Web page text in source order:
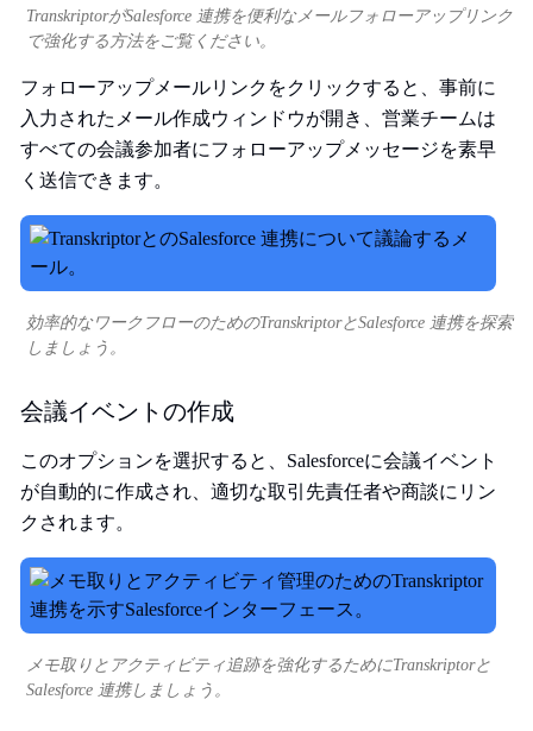
TranskriptorがSalesforce 連携を便利なメールフォローアップリンク
で強化する方法をご覧ください。
フォローアップメールリンクをクリックすると、事前に
入力されたメール作成ウィンドウが開き、営業チームは
すべての会議参加者にフォローアップメッセージを素早
く送信できます。
効率的なワークフローのためのTranskriptorとSalesforce 連携を探索
しましょう。
会議イベントの作成
このオプションを選択すると、Salesforceに会議イベント
が自動的に作成され、適切な取引先責任者や商談にリン
クされます。
メモ取りとアクティビティ追跡を強化するためにTranskriptorと
Salesforce 連携しましょう。